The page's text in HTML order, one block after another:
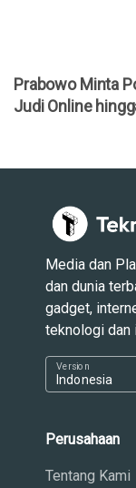
Prabowo Minta
Judi Online
Media dan
dan dunia
gadget,
teknologi dan
Indonesia
Version
Perusahaan
Tentang Kami